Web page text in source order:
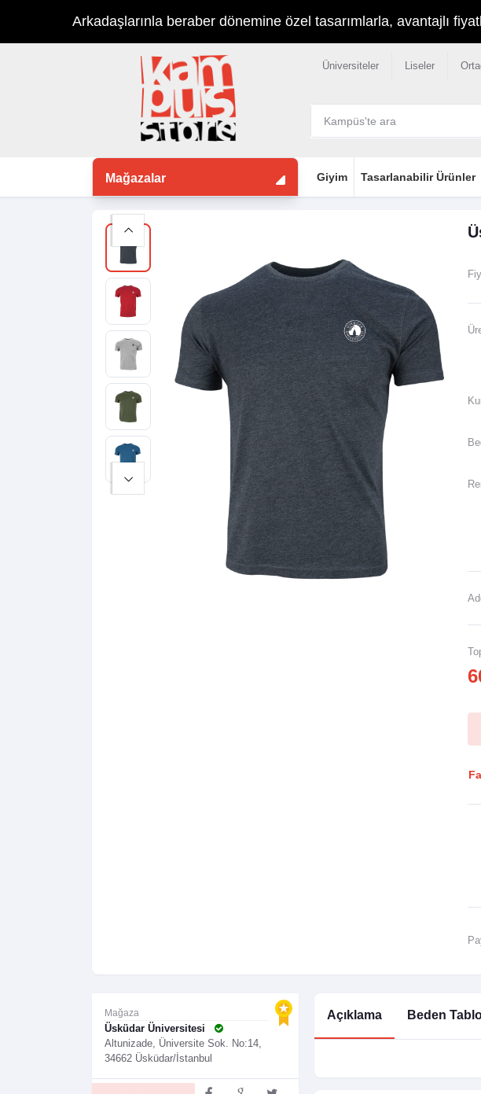
Arkadaşlarınla beraber dönemine özel tasarımlarla, avantajlı
Üniversiteler Liseler
Mağazalar Giyim Tasarlanabilir Ürünler
Mağaza
Üsküdar Üniversitesi
Altunizade, Üniversite Sok. No:14,
34662 Üsküdar/İstanbul
Açıklama Beden